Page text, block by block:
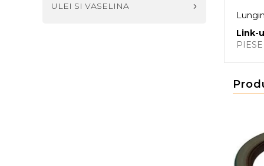
ULEI SI VASELINA
Link-